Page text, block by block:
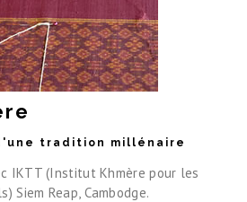
tradition millénaire
IKTT (Institut Khmère pour les
Siem Reap, Cambodge.